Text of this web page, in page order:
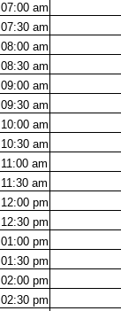
07:00 am
07:30 am
08:00 am
08:30 am
09:00 am
09:30 am
10:00 am
10:30 am
11:00 am
11:30 am
12:00 pm
12:30 pm
01:00 pm
01:30 pm
02:00 pm
02:30 pm